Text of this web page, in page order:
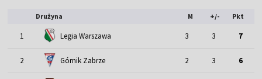
Drużyna M +/- Pkt
1 Legia Warszawa 3 3 7
2 Górnik Zabrze 2 3 6